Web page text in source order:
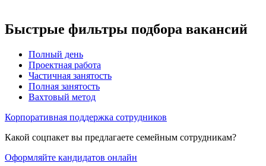
Быстрые фильтры подбора вакансий
Полный день
Проектная работа
Частичная занятость
Полная занятость
Вахтовый метод
Корпоративная поддержка сотрудников
Какой соцпакет вы предлагаете семейным сотрудникам?
Оформляйте кандидатов онлайн